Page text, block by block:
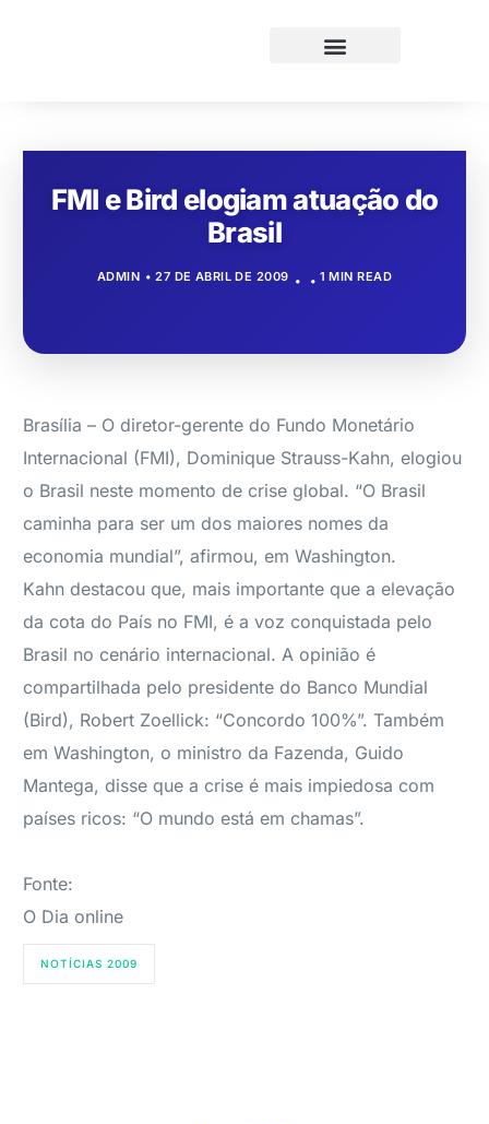
FMI e Bird elogiam atuação do
Brasil
ADMIN 27 DE ABRIL DE 2009 1 MIN READ
Brasília – O diretor-gerente do Fundo Monetário
Internacional (FMI), Dominique Strauss-Kahn, elogiou
o Brasil neste momento de crise global. “O Brasil
caminha para ser um dos maiores nomes da
economia mundial”, afirmou, em Washington.
Kahn destacou que, mais importante que a elevação
da cota do País no FMI, é a voz conquistada pelo
Brasil no cenário internacional. A opinião é
compartilhada pelo presidente do Banco Mundial
(Bird), Robert Zoellick: “Concordo 100%”. Também
em Washington, o ministro da Fazenda, Guido
Mantega, disse que a crise é mais impiedosa com
países ricos: “O mundo está em chamas”.
Fonte:
O Dia online
NOTÍCIAS 2009